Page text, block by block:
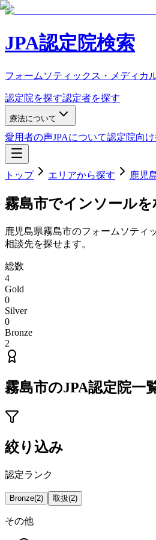
JPA認定院検索
フォームソティックス・メディカ
認定院を探す認定者を探す
療法について
愛用者の声JPAについて認定院向け
トップ エリアから探す 鹿児
霧島市でインソール
鹿児島県霧島市のフォームソティ
相談先を探せます。
総数
4
Gold
0
Silver
0
Bronze
2
霧島市のJPA認定院一
絞り込み
認定ランク
Bronze(2) 取扱(2)
その他